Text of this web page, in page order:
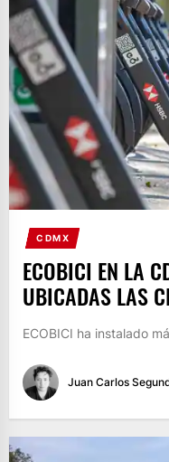
CDMX
ECOBICI EN LA
UBICADAS LAS
ECOBICI ha instalado
Juan Carlos